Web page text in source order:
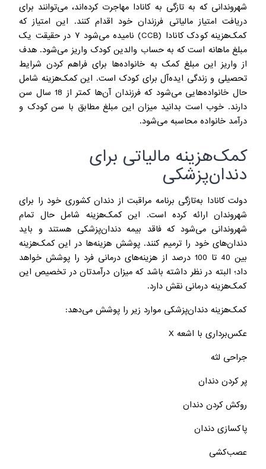
شهروندانی که به تازگی به کانادا مهاجرت کرده‌اند، می‌توانند برای
دریافت امتیاز مالیاتی فرزندان خود اقدام کنند. این امتیاز که
کمک‌هزینه کودک کانادا (CCB) نامیده می‌شود ۷ در حقیقت یک
مبلغ ماهانه است که به حساب والدین کودک واریز می‌شود. هدف
از واریز این مبلغ کمک به خانواده‌ها برای فراهم کردن شرایط
تحصیلی و زندگی ایده‌آل برای کودک است. این کمک‌هزینه شامل
حال خانواده‌هایی می‌شود که فرزندان آن‌ها کمتر از 18 سال سن
دارند. خوب است بدانید میزان این مبلغ مطابق با سن کودک و
درآمد خانواده محاسبه می‌شود.
کمک‌هزینه مالیاتی برای
دندان‌پزشکی
دولت کانادا به‌تازگی برنامه مراقبت از دندان کشوری خود را برای
شهروندان ارائه کرده است. این کمک‌هزینه شامل حال تمام
شهروندانی می‌شود که فاقد بیمه دندان‌پزشکی هستند و باید
دندان‌های خود را ترمیم کنند. پوشش هزینه‌ها در این کمک‌هزینه
بین 40 تا 100 درصد از هزینه‌های درمانی فرد را پوشش خواهد
داد؛ البته در نظر داشته باشد که میزان درآمدتان در تخصیص این
کمک‌هزینه‌ درمانی نقش دارد.
کمک‌هزینه دندان‌پزشکی موارد زیر را پوشش می‌دهد:
عکس‌برداری با اشعه X
جراحی لثه
پر کردن دندان
روکش کردن دندان
پاکسازی دندان
عصب‌کشی